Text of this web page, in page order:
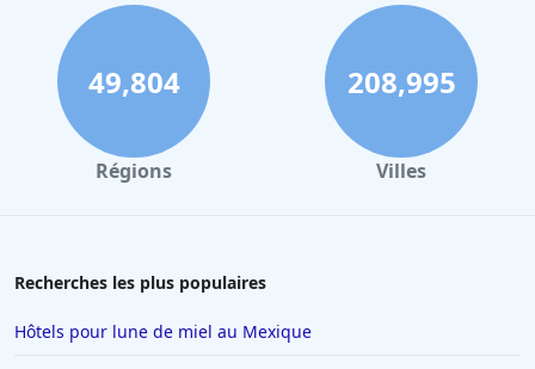
49,804
Régions
208,995
Villes
Recherches les plus populaires
Hôtels pour lune de miel au Mexique